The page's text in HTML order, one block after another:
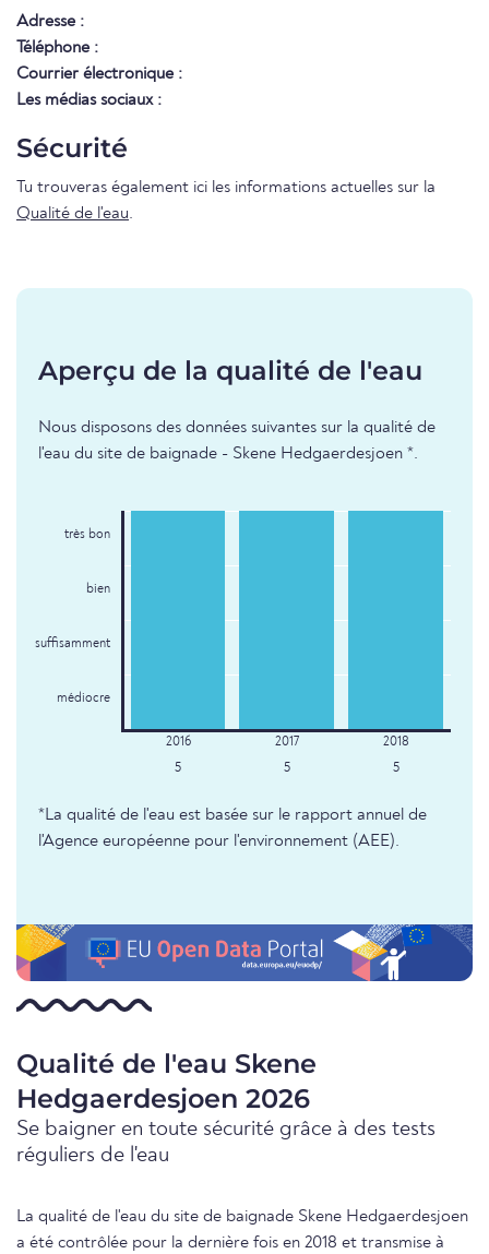
Adresse :
Téléphone :
Courrier électronique :
Les médias sociaux :
Sécurité
Tu trouveras également ici les informations actuelles sur la
Qualité de l'eau.
Aperçu de la qualité de l'eau
Nous disposons des données suivantes sur la qualité de
l'eau du site de baignade - Skene Hedgaerdesjoen *.
très bon
bien
suffisamment
médiocre
5 5 5
*La qualité de l'eau est basée sur le rapport annuel de
l'Agence européenne pour l'environnement (AEE).
Qualité de l'eau Skene
Hedgaerdesjoen 2026
Se baigner en toute sécurité grâce à des tests
réguliers de l'eau
La qualité de l'eau du site de baignade Skene Hedgaerdesjoen
a été contrôlée pour la dernière fois en 2018 et transmise à